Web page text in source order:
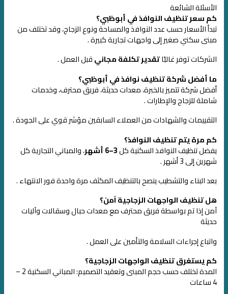
الأسئلة الشائعة
كم سعر تنظيف النوافذ في أبوظبي؟
تبدأ الأسعار حسب عدد النوافذ والمساحة ونوع الزجاج، وقد تختلف من
مبنى سكني صغير إلى واجهات تجارية كبيرة .
الشركات توفر غالبًاتقدير تكلفة مجانيقبل العمل .
ما أفضل شركة تنظيف نوافذ في أبوظبي؟
أفضل شركة تتميز بالخبرة، معدات حديثة، فريق محترف، وخدمات
شاملة للزجاج والإطارات .
التقييمات والشهادات من العملاء السابقين مؤشر قوي على الجودة .
كم مرة يتم تنظيف النوافذ؟
يفضل تنظيف النوافذ السكنية كل3–6 أشهر ، والمباني التجارية كل
شهرين إلى 3 أشهر .
بعد البناء والتشطيب ينصح بالتنظيف المكثف مرة واحدة فور الانتهاء .
هل تنظيف الواجهات الزجاجية آمن؟
آمن إذا تم بواسطة فريق محترف مع معدات حبال وسقالات وآليات
حديثة
واتباع إجراءات السلامة والتأمين على العمل .
كم يستغرق تنظيف الواجهات الزجاجية؟
المدة تختلف حسب حجم المبنى وتعقيد التصميم: المباني السكنية 2 –
4 ساعات